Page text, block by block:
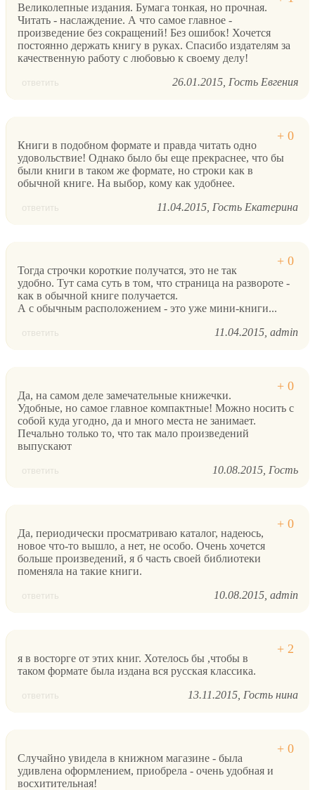
Великолепные издания. Бумага тонкая, но прочная.
Читать - наслаждение. А что самое главное -
произведение без сокращений! Без ошибок! Хочется
постоянно держать книгу в руках. Спасибо издателям за
качественную работу с любовью к своему делу!
ответить 26.01.2015 Гость Евгения
Книги в подобном формате и правда читать одно
удовольствие! Однако было бы еще прекраснее, что бы
были книги в таком же формате, но строки как в
обычной книге. На выбор, кому как удобнее.
ответить 11.04.2015 Гость Екатерина
Тогда строчки короткие получатся, это не так
удобно. Тут сама суть в том, что страница на развороте -
как в обычной книге получается.
А с обычным расположением - это уже мини-книги...
ответить 11.04.2015 admin
Да, на самом деле замечательные книжечки.
Удобные, но самое главное компактные! Можно носить с
собой куда угодно, да и много места не занимает.
Печально только то, что так мало произведений
выпускают
ответить 10.08.2015 Гость
Да, периодически просматриваю каталог, надеюсь,
новое что-то вышло, а нет, не особо. Очень хочется
больше произведений, я б часть своей библиотеки
поменяла на такие книги.
ответить 10.08.2015 admin
я в восторге от этих книг. Хотелось бы ,чтобы в
таком формате была издана вся русская классика.
ответить 13.11.2015 Гость нина
Cлучайно увидела в книжном магазине - была
удивлена оформлением, приобрела - очень удобная и
восхитительная!